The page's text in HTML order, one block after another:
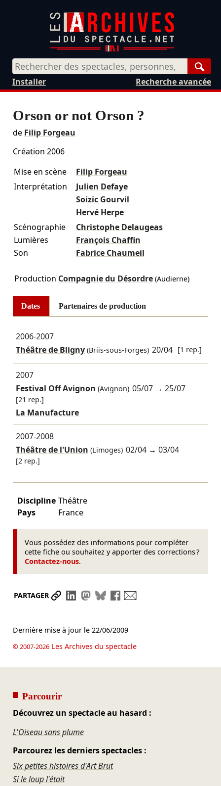
Recherche avancée
Installer
Orson or not Orson ?
de Filip Forgeau
Création 2006
Mise en scène
Filip Forgeau
Interprétation
Julien Defaye
Soizic Gourvil
Hervé Herpe
Scénographie
Christophe Delaugeas
Lumières
François Chaffin
Son
Fabrice Chaumeil
Production Compagnie du Désordre(Audierne)
Dates Partenaires de production
2006-2007
Théâtre de Bligny(Briis-sous-Forges) 20/04 [1 rep.]
2007
Festival Off Avignon (Avignon) 05/07 →25/07
[21 rep.]
La Manufacture
2007-2008
Théâtre de l'Union (Limoges) 02/04 →03/04
[2 rep.]
Discipline Théâtre
Pays
France
Vous possédez des informations pour compléter
cette fiche ou souhaitez y apporter des corrections ?
Contactez-nous.
PARTAGER Partager le lien
Partager sur LinkedIn
Partager sur Mastodon
Partager sur Bluesky
Partager sur Facebook
Dernière mise à jour le 22/06/2009
© 2007-2026Les Archives du spectacle
Parcourir
Découvrez un spectacle au hasard :
L'Oiseau sans plume
Parcourez les derniers spectacles :
Six petites histoires d'Art Brut
Si le loup l'était